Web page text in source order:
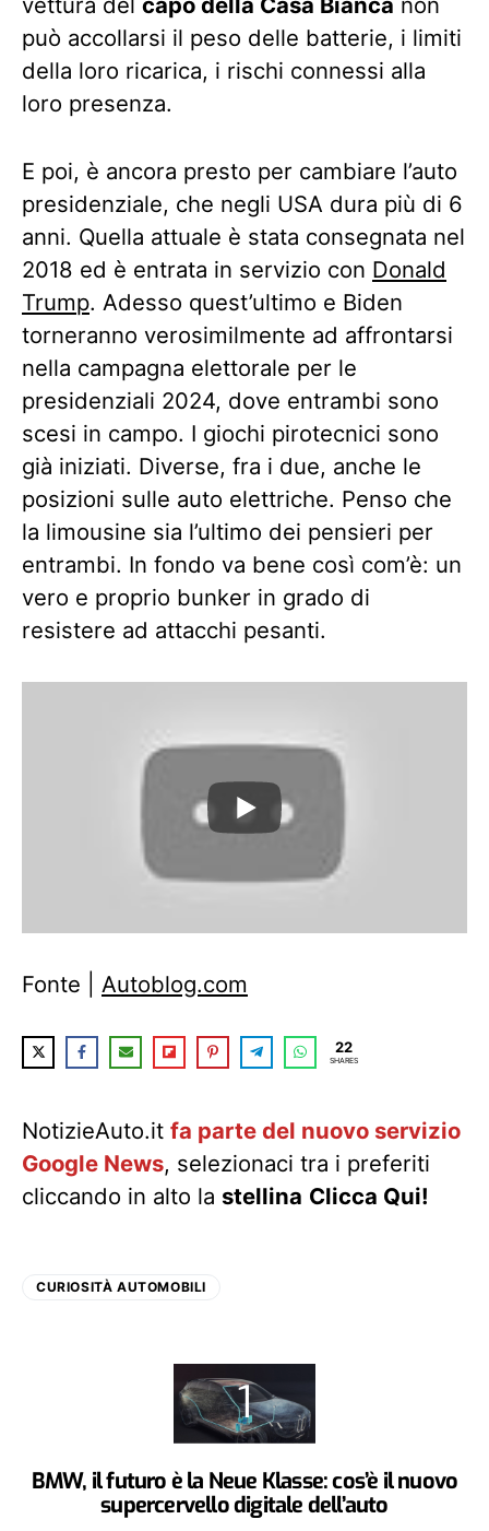
può accollarsi il peso delle batterie, i limiti
della loro ricarica, i rischi connessi alla
loro presenza.
E poi, è ancora presto per cambiare l’auto
presidenziale, che negli USA dura più di 6
anni. Quella attuale è stata consegnata nel
2018 ed è entrata in servizio con Donald
Trump. Adesso quest’ultimo e Biden
torneranno verosimilmente ad affrontarsi
nella campagna elettorale per le
presidenziali 2024, dove entrambi sono
scesi in campo. I giochi pirotecnici sono
già iniziati. Diverse, fra i due, anche le
posizioni sulle auto elettriche. Penso che
la limousine sia l’ultimo dei pensieri per
entrambi. In fondo va bene così com’è: un
vero e proprio bunker in grado di
resistere ad attacchi pesanti.
Fonte | Autoblog.com
22
SHARES
NotizieAuto.it fa parte del nuovo servizio
Google News, selezionaci tra i preferiti
cliccando in alto la stellina Clicca Qui!
CURIOSITÀ AUTOMOBILI
BMW, il futuro è la Neue Klasse: cos’è il nuovo
supercervello digitale dell’auto